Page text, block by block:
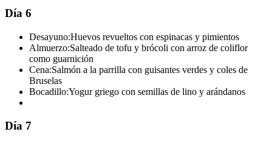
Día 6
Desayuno:Huevos revueltos con espinacas y pimientos
Almuerzo:Salteado de tofu y brócoli con arroz de coliflor
como guarnición
Cena:Salmón a la parrilla con guisantes verdes y coles de
Bruselas
Bocadillo:Yogur griego con semillas de lino y arándanos
Día 7